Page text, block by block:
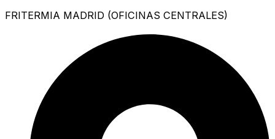
FRITERMIA MADRID (OFICINAS CENTRALES)